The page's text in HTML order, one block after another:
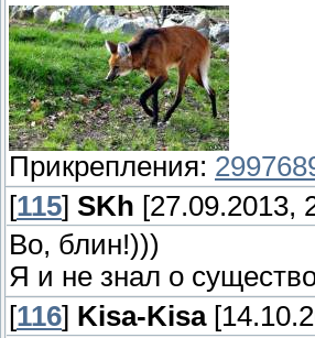
Прикрепления:
[115] SKh [27.09.2013,
Во, блин!)))
Я и не знал о
[116] Kisa-Kisa